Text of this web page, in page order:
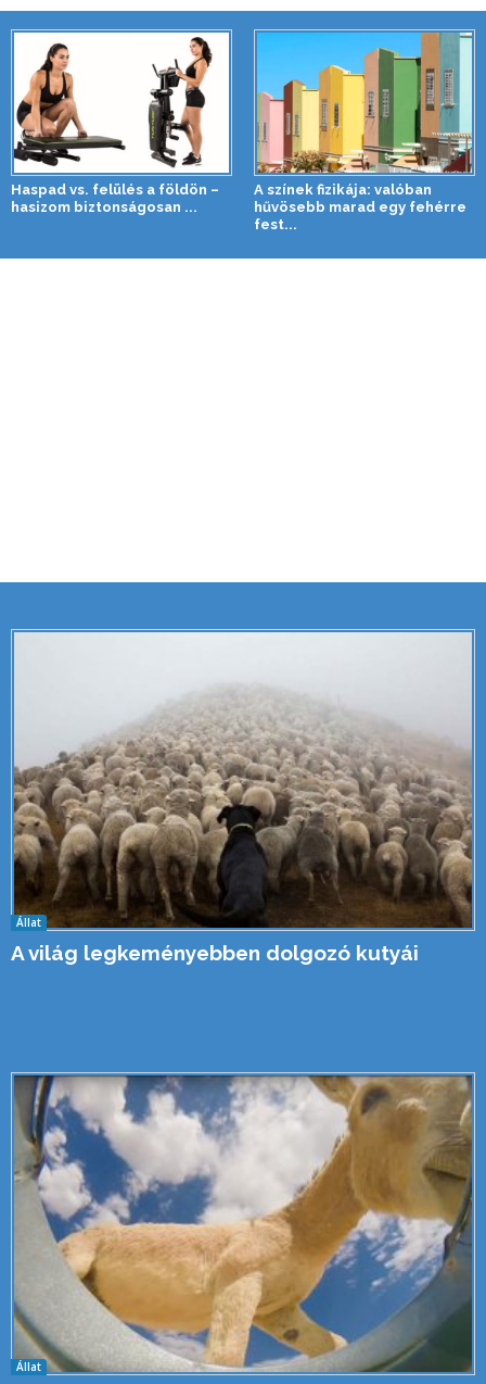
Haspad vs. felülés a földön –
hasizom biztonságosan ...
A színek fizikája: valóban
hűvösebb marad egy fehérre
fest...
Állat
A világ legkeményebben dolgozó kutyái
Állat